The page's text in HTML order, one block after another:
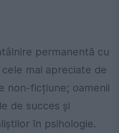
permanentă cu
mai apreciate de
non-ficțiune; oamenii
de succes și
în psihologie.